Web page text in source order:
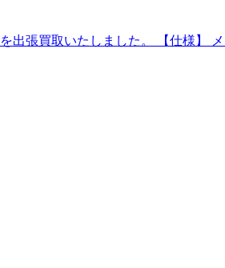
出張買取いたしました。 【仕様】